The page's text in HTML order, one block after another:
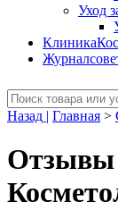
Уход
Клиника
Журнал
Назад | Главная >
Отзывы